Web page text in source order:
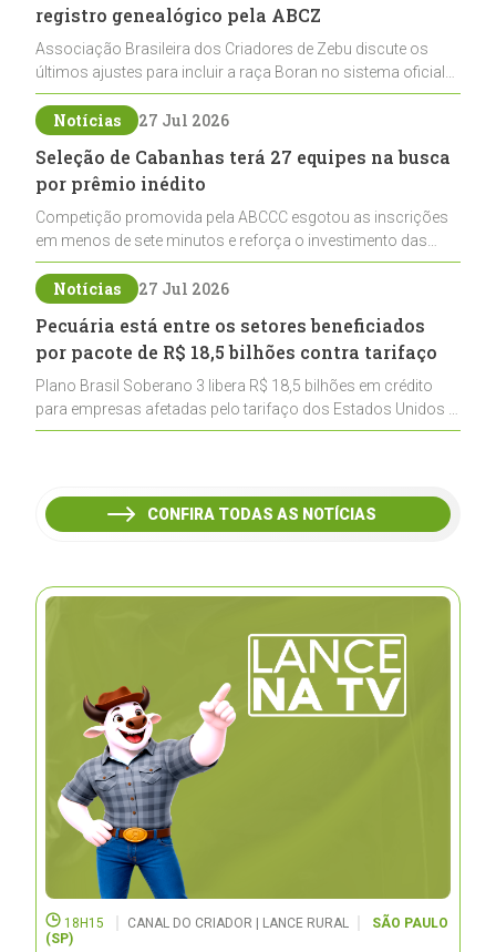
registro genealógico pela ABCZ
Associação Brasileira dos Criadores de Zebu discute os
últimos ajustes para incluir a raça Boran no sistema oficial
de registros, abrindo caminho para sua expansão na
pecuária nacional
Notícias 27 Jul 2026
Seleção de Cabanhas terá 27 equipes na busca
por prêmio inédito
Competição promovida pela ABCCC esgotou as inscrições
em menos de sete minutos e reforça o investimento das
cabanhas na seleção genética de Cavalos Crioulos voltados
ao laço
Notícias 27 Jul 2026
Pecuária está entre os setores beneficiados
por pacote de R$ 18,5 bilhões contra tarifaço
Plano Brasil Soberano 3 libera R$ 18,5 bilhões em crédito
para empresas afetadas pelo tarifaço dos Estados Unidos e
inclui a pecuária entre os setores estratégicos
CONFIRA TODAS AS NOTÍCIAS
18H15 CANAL DO CRIADOR | LANCE RURAL
SÃO PAULO
(SP)